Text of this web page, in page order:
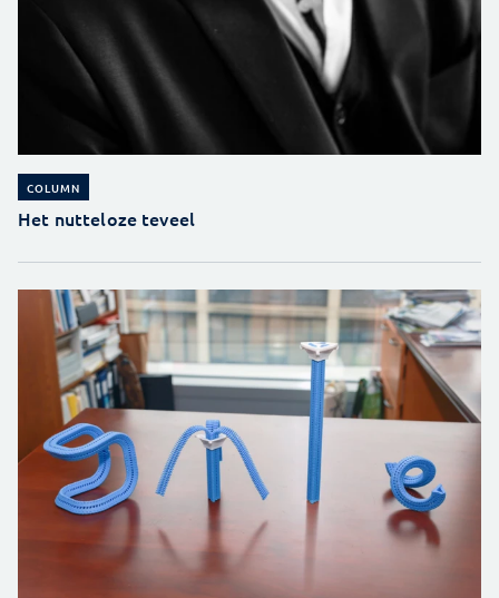
COLUMN
Het nutteloze teveel